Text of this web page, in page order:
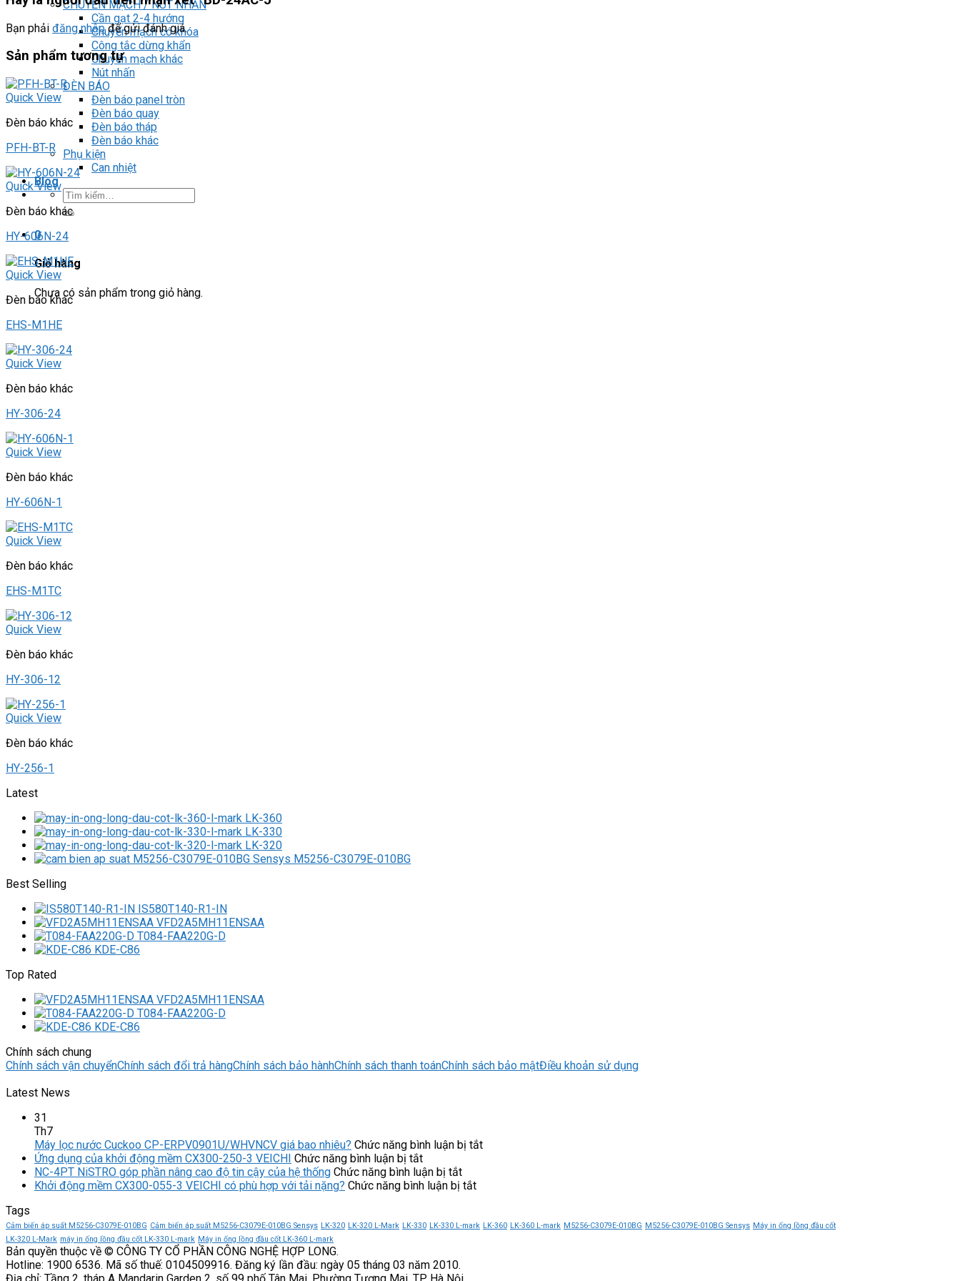
CHUYỂN MẠCH / NÚT NHẤN
Cần gạt 2-4 hướng
Chuyển mạch có khóa
Công tắc dừng khẩn
Chuyển mạch khác
Nút nhấn
ĐÈN BÁO
Đèn báo panel tròn
Đèn báo quay
Đèn báo tháp
Đèn báo khác
Phụ kiện
Can nhiệt
Blog
Tìm
kiếm:
0
Giỏ hàng
Chưa có sản phẩm trong giỏ hàng.
Bạn phải đăng nhậpđể gửi đánh giá.
Sản phẩm tương tự
Quick View
Đèn báo khác
PFH-BT-R
Quick View
Đèn báo khác
HY-606N-24
Quick View
Đèn báo khác
EHS-M1HE
Quick View
Đèn báo khác
HY-306-24
Quick View
Đèn báo khác
HY-606N-1
Quick View
Đèn báo khác
EHS-M1TC
Quick View
Đèn báo khác
HY-306-12
Quick View
Đèn báo khác
HY-256-1
Latest
LK-360
LK-330
LK-320
M5256-C3079E-010BG
Best Selling
IS580T140-R1-IN
VFD2A5MH11ENSAA
T084-FAA220G-D
KDE-C86
Top Rated
VFD2A5MH11ENSAA
T084-FAA220G-D
KDE-C86
Chính sách chung
Chính sách vận chuyểnChính sách đổi trả hàngChính sách bảo hànhChính sách thanh toánChính sách bảo mậtĐiều khoản sử dụng
Latest News
31
Th7
Máy lọc nước Cuckoo CP-ERPV0901U/WHVNCV giá bao nhiêu? Chức năng bình luận bị tắtở
ERPV0901U/WHVNCV
Ứng dụng của khởi động mềm CX300-250-3 VEICHI Chức năng bình luận bị tắtở
Ứng
dụng
động
250-
NC-4PT NiSTRO góp phần nâng cao độ tin cậy của hệ thống Chức năng bình luận bị tắtở
NC-
góp
Khởi động mềm CX300-055-3 VEICHI có phù hợp với tải nặng? Chức năng bình luận bị tắtở
mềm
Tags
Cảm biến áp suất M5256-C3079E-010BG Cảm biến áp suất M5256-C3079E-010BG Sensys LK-320 LK-320 L-Mark LK-330 LK-330 L-mark LK-360 LK-360 L-mark M5256-C3079E-010BG M5256-C3079E-010BG Sensys Máy in ống lồng đầu cốt
LK-320 L-Mark máy in ống lồng đầu cốt LK-330 L-mark Máy in ống lồng đầu cốt LK-360 L-mark
Bản quyền thuộc về © CÔNG TY CỔ PHẦN CÔNG NGHỆ HỢP LONG.
Hotline: 1900 6536. Mã số thuế: 0104509916. Đăng ký lần đầu: ngày 05 tháng 03 năm 2010.